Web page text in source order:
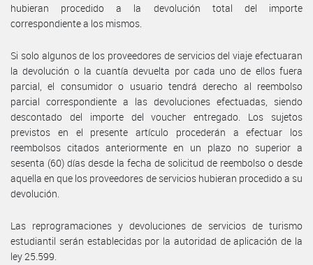
hubieran procedido a la devolución total del importe
correspondiente a los mismos.
Si solo algunos de los proveedores de servicios del viaje efectuaran
la devolución o la cuantía devuelta por cada uno de ellos fuera
parcial, el consumidor o usuario tendrá derecho al reembolso
parcial correspondiente a las devoluciones efectuadas, siendo
descontado del importe del voucher entregado. Los sujetos
previstos en el presente artículo procederán a efectuar los
reembolsos citados anteriormente en un plazo no superior a
sesenta (60) días desde la fecha de solicitud de reembolso o desde
aquella en que los proveedores de servicios hubieran procedido a su
devolución.
Las reprogramaciones y devoluciones de servicios de turismo
estudiantil serán establecidas por la autoridad de aplicación de la
ley 25.599.